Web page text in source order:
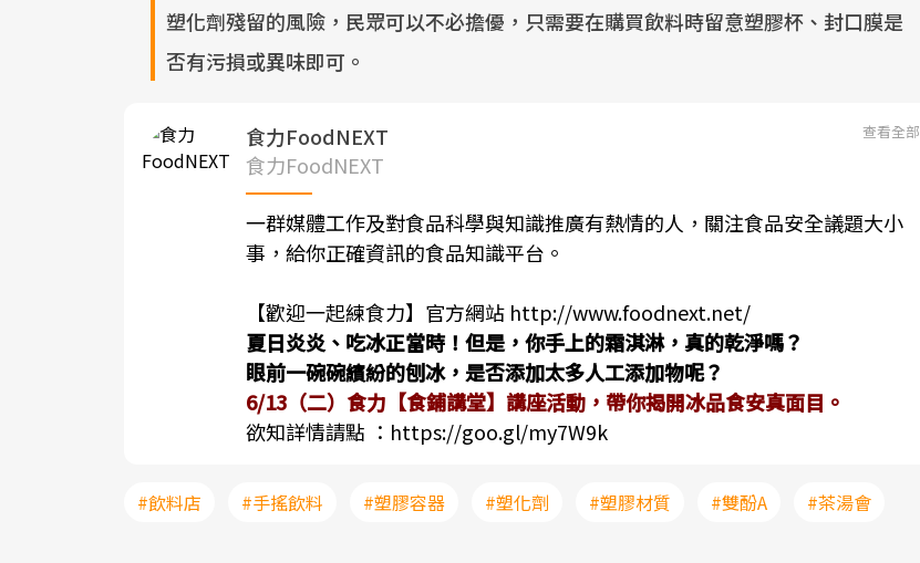
塑化劑殘留的風險，民眾可以不必擔優，只需要在購買飲料時留意塑膠杯、封口膜是
否有污損或異味即可。
食力FoodNEXT 查看全部
食力FoodNEXT
一群媒體工作及對食品科學與知識推廣有熱情的人，關注食品安全議題大小
事，給你正確資訊的食品知識平台。
【歡迎一起練食力】官方網站 http://www.foodnext.net/
夏日炎炎、吃冰正當時！但是，你手上的霜淇淋，真的乾淨嗎？
眼前一碗碗繽紛的刨冰，是否添加太多人工添加物呢？
6/13（二）食力【食鋪講堂】講座活動，帶你揭開冰品食安真面目。
欲知詳情請點 ： https://goo.gl/my7W9k
#飲料店 #手搖飲料 #塑膠容器 #塑化劑 #塑膠材質 #雙酚A #茶湯會